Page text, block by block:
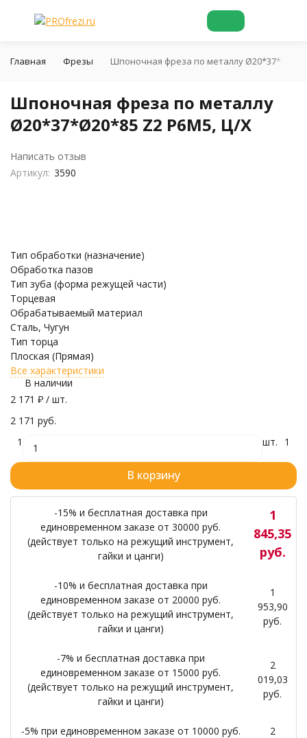
Главная Фрезы Шпоночная фреза по металлу
Шпоночная фреза по металлу
Ø20*37*Ø20*85 Z2 Р6М5, Ц/Х
Написать отзыв
Артикул: 3590
Тип обработки (назначение)
Обработка пазов
Тип зуба (форма режущей части)
Торцевая
Обрабатываемый материал
Сталь, Чугун
Тип торца
Плоская (Прямая)
Все характеристики
В наличии
2 171 ₽ / шт.
2 171 руб.
1
шт. 1
В корзину
-15% и бесплатная доставка при
единовременном заказе от 30000 руб.
(действует только на режущий инструмент,
гайки и цанги)
1
845,35
руб.
-10% и бесплатная доставка при
единовременном заказе от 20000 руб.
(действует только на режущий инструмент,
гайки и цанги)
1
953,90
руб.
-7% и бесплатная доставка при
единовременном заказе от 15000 руб.
(действует только на режущий инструмент,
гайки и цанги)
2
019,03
руб.
-5% при единовременном заказе от 10000 руб.
2